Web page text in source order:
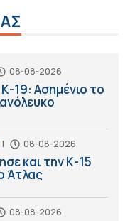
08-08-2026
19: Ασημένιο το
| 08-08-2026
και την Κ-15
Άτλας
08-08-2026